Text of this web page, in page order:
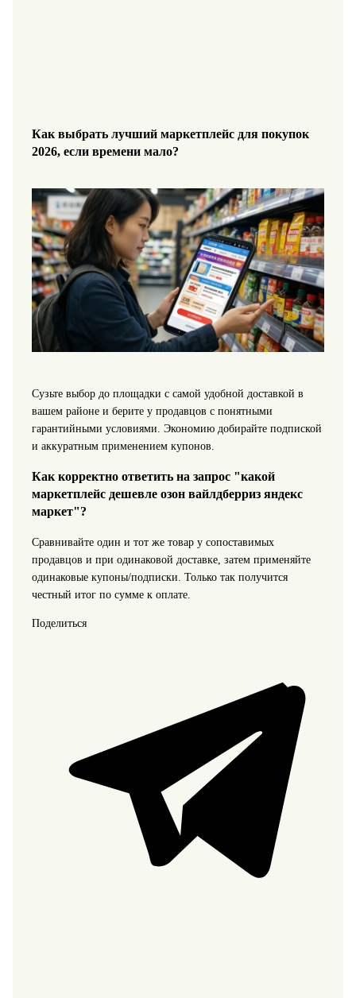
Как выбрать лучший маркетплейс для покупок
2026, если времени мало?
Сузьте выбор до площадки с самой удобной доставкой в
вашем районе и берите у продавцов с понятными
гарантийными условиями. Экономию добирайте подпиской
и аккуратным применением купонов.
Как корректно ответить на запрос "какой
маркетплейс дешевле озон вайлдберриз яндекс
маркет"?
Сравнивайте один и тот же товар у сопоставимых
продавцов и при одинаковой доставке, затем применяйте
одинаковые купоны/подписки. Только так получится
честный итог по сумме к оплате.
Поделиться